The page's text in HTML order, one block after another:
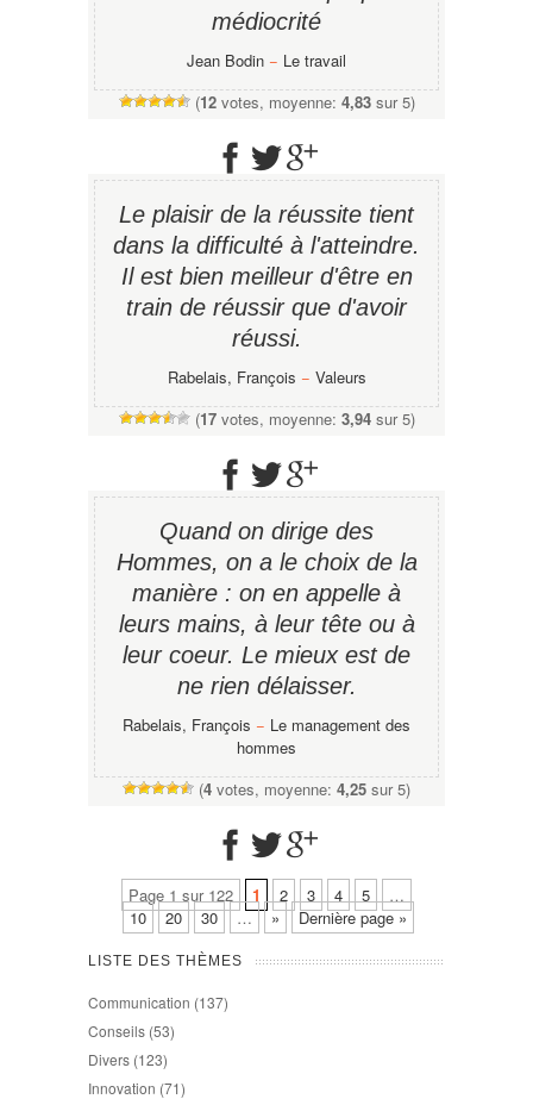
médiocrité
Jean Bodin − Le travail
(12votes, moyenne: 4,83sur 5)
Le plaisir de la réussite tient
dans la difficulté à l'atteindre.
Il est bien meilleur d'être en
train de réussir que d'avoir
réussi.
Rabelais, François − Valeurs
(17votes, moyenne: 3,94sur 5)
Quand on dirige des
Hommes, on a le choix de la
manière : on en appelle à
leurs mains, à leur tête ou à
leur coeur. Le mieux est de
ne rien délaisser.
Rabelais, François − Le management des
hommes
(4 votes, moyenne: 4,25 sur 5)
Page 1 sur 122 1 2 3 4 5
…
10
20 30 … » Dernière page »
LISTE DES THÈMES
Communication (137)
Conseils (53)
Divers (123)
Innovation (71)